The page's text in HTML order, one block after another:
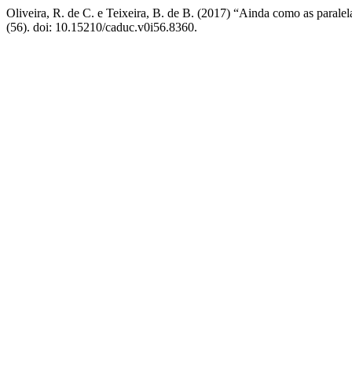
Oliveira, R. de C. e Teixeira, B. de B. (2017) “Ainda como as
(56). doi: 10.15210/caduc.v0i56.8360.